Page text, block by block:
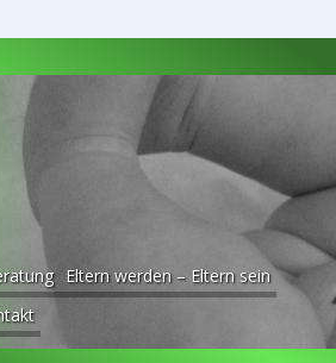
Eltern werden – Eltern sein
ums Baby